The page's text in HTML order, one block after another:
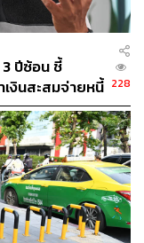
วลชนในไทย ซึ่ง
โควิด-19 ไป
ฟื้นตัวได้อย่าง
ลือกที่ดีสุดสำหรับ
ะยาวที่ต้องติดตาม
ยว การเซ็นสัญญา
อู่ตะเภา ซึ่งคาดว่า
นายน 2563
3 ปีซ้อน ชี้
งินสะสมจ่ายหนี้ 228